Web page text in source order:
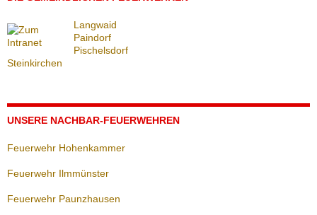
Langwaid
Paindorf
Pischelsdorf
Steinkirchen
UNSERE NACHBAR-FEUERWEHREN
Feuerwehr Hohenkammer
Feuerwehr Ilmmünster
Feuerwehr Paunzhausen